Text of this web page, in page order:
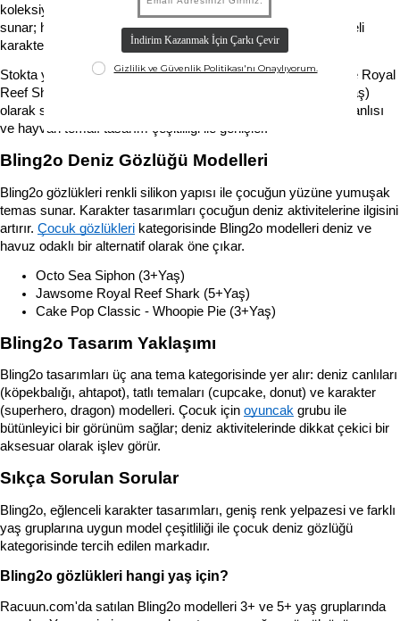
koleksiyonları ile öne çıkar. Marka 3+ ve 5+ yaş için farklı tasarımlar
sunar; her model çocuğun deniz ve havuz deneyimini eğlenceli
karakterler eşliğinde yaşamasını sağlar.
Stokta yer alan modeller Octo Sea Siphon (3+Yaş), Jawsome Royal
Reef Shark (5+Yaş) ve Cake Pop Classic Whoopie Pie (3+Yaş)
olarak sunulur. Marka koleksiyonu zamana göre tatlı, deniz canlısı
ve hayvan temalı tasarım çeşitliliği ile genişler.
Bling2o Deniz Gözlüğü Modelleri
Bling2o gözlükleri renkli silikon yapısı ile çocuğun yüzüne yumuşak
temas sunar. Karakter tasarımları çocuğun deniz aktivitelerine ilgisini
artırır. Çocuk gözlükleri kategorisinde Bling2o modelleri deniz ve
havuz odaklı bir alternatif olarak öne çıkar.
Octo Sea Siphon (3+Yaş)
Jawsome Royal Reef Shark (5+Yaş)
Cake Pop Classic - Whoopie Pie (3+Yaş)
Bling2o Tasarım Yaklaşımı
Bling2o tasarımları üç ana tema kategorisinde yer alır: deniz canlıları
(köpekbalığı, ahtapot), tatlı temaları (cupcake, donut) ve karakter
(superhero, dragon) modelleri. Çocuk için oyuncak grubu ile
bütünleyici bir görünüm sağlar; deniz aktivitelerinde dikkat çekici bir
aksesuar olarak işlev görür.
Sıkça Sorulan Sorular
Bling2o, eğlenceli karakter tasarımları, geniş renk yelpazesi ve farklı
yaş gruplarına uygun model çeşitliliği ile çocuk deniz gözlüğü
kategorisinde tercih edilen markadır.
Bling2o gözlükleri hangi yaş için?
Racuun.com'da satılan Bling2o modelleri 3+ ve 5+ yaş gruplarında